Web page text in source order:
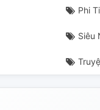
Phi
Siêu